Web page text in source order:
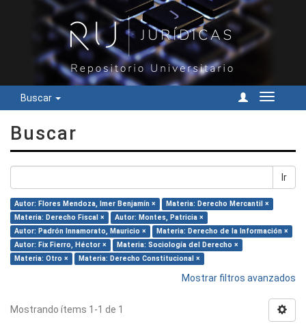
Buscar
Cambiar
Buscar
Ir
Autor: Flores Mendoza, Imer Benjamín ×
Materia: Derecho Mercantil ×
Materia: Derecho Fiscal ×
Autor: Montes, Patricia ×
Autor: Padrón Innamorato, Mauricio ×
Materia: Derecho de la Información ×
Autor: Fix Fierro, Héctor ×
Materia: Sociología del Derecho ×
Materia: Otro ×
Materia: Derecho Constitucional ×
Mostrar filtros avanzados
Mostrando ítems 1-1 de 1